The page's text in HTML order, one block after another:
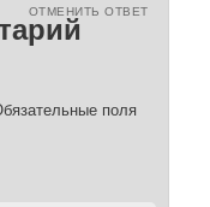
ОТМЕНИТЬ ОТВЕТ
поля